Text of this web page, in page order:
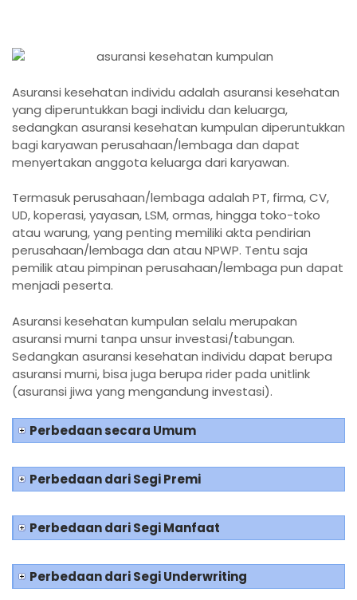
Asuransi kesehatan individu adalah asuransi kesehatan
yang diperuntukkan bagi individu dan keluarga,
sedangkan asuransi kesehatan kumpulan diperuntukkan
bagi karyawan perusahaan/lembaga dan dapat
menyertakan anggota keluarga dari karyawan.
Termasuk perusahaan/lembaga adalah PT, firma, CV,
UD, koperasi, yayasan, LSM, ormas, hingga toko-toko
atau warung, yang penting memiliki akta pendirian
perusahaan/lembaga dan atau NPWP. Tentu saja
pemilik atau pimpinan perusahaan/lembaga pun dapat
menjadi peserta.
Asuransi kesehatan kumpulan selalu merupakan
asuransi murni tanpa unsur investasi/tabungan.
Sedangkan asuransi kesehatan individu dapat berupa
asuransi murni, bisa juga berupa rider pada unitlink
(asuransi jiwa yang mengandung investasi).
Perbedaan secara Umum
Perbedaan dari Segi Premi
Perbedaan dari Segi Manfaat
Perbedaan dari Segi Underwriting